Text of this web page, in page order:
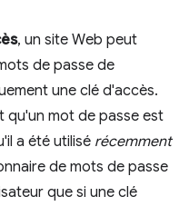
, un site Web peut
de passe de
une clé d'accès.
mot de passe est
a été utilisé récemment
de mots de passe
que si une clé